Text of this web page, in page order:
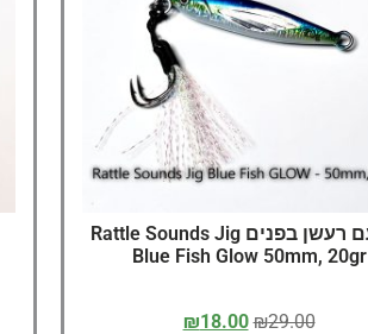
גיג עם רעשן בפנים Rattle Sounds Jig
Blue Fish Glow 50mm, 20gr
₪29.00
₪18.00